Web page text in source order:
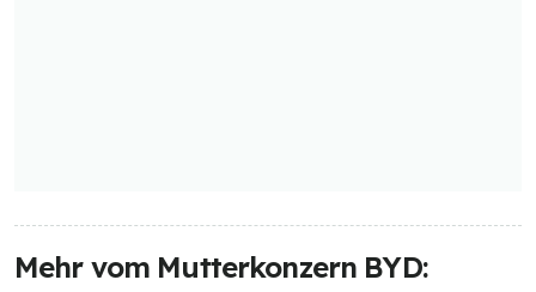
Mehr vom Mutterkonzern BYD: